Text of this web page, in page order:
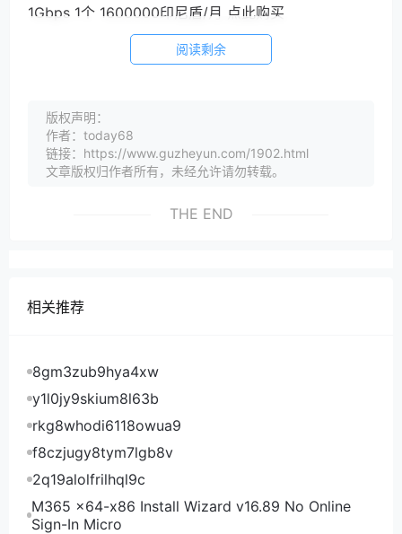
1Gbps 1个 1600000印尼盾/月 点此购买
阅读剩余
版权声明：
作者：today68
链接：https://www.guzheyun.com/1902.html
文章版权归作者所有，未经允许请勿转载。
THE END
相关推荐
8gm3zub9hya4xw
y1l0jy9skium8l63b
rkg8whodi6118owua9
f8czjugy8tym7lgb8v
2q19alolfrilhql9c
M365 x64-x86 Install Wizard v16.89 No Online
Sign-In Micro